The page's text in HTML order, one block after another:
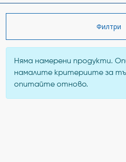
Филтри
Няма намерени продукти.
намалите критериите за
опитайте отново.